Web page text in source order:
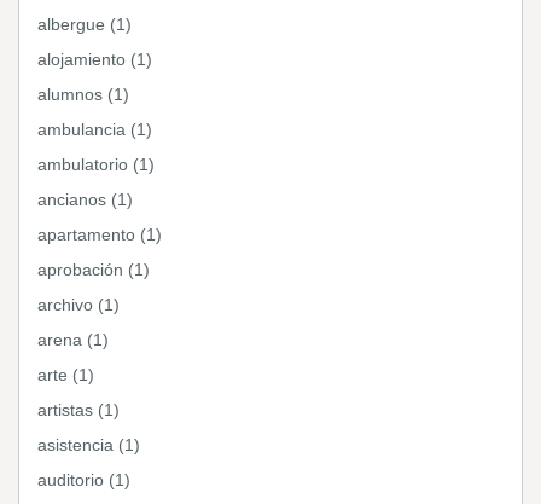
albergue (1)
alojamiento (1)
alumnos (1)
ambulancia (1)
ambulatorio (1)
ancianos (1)
apartamento (1)
aprobación (1)
archivo (1)
arena (1)
arte (1)
artistas (1)
asistencia (1)
auditorio (1)